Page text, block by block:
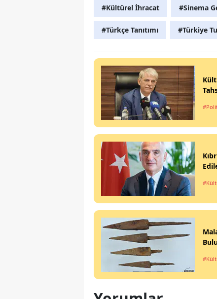
#Kültürel İhracat #Sinema
#Türkçe Tanıtımı #Türkiye